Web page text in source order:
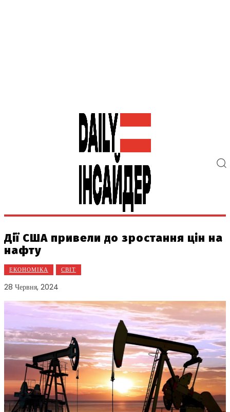
Дії США привели до зростання цін на
нафту
ЕКОНОМІКА СВІТ
28 Червня, 2024